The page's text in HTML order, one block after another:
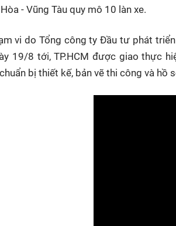
- Vũng Tàu quy mô 10 làn xe.
vi do Tổng công ty Đầu tư phát
19/8 tới, TP.HCM được giao thực
bị thiết kế, bản vẽ thi công và